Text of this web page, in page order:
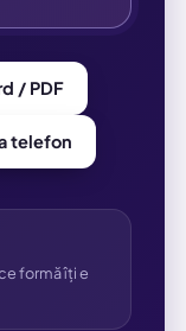
/ PDF
telefon
formă îți e